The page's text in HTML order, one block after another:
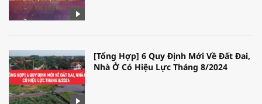
[Tổng Hợp] 6 Quy Định Mới Về Đất Đai,
Nhà Ở Có Hiệu Lực Tháng 8/2024